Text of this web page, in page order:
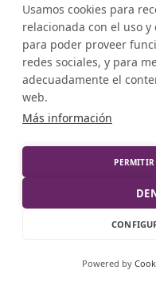
Ecommerce
Soporte y
mantenimiento
Contáctanos
Castellana 257,
Madrid
Usamos cookies para
relacionada con el uso
para poder proveer
redes sociales, y para
adecuadamente el
web.
Más información
Powered by